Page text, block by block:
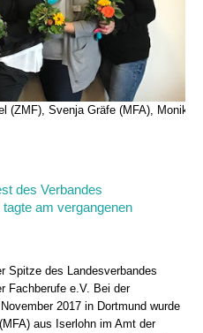
(ZMF), Svenja Gräfe (MFA), Monika
des Verbandes
am vergangenen
Spitze des Landesverbandes
Fachberufe e.V. Bei der
2017 in Dortmund wurde
aus Iserlohn im Amt der